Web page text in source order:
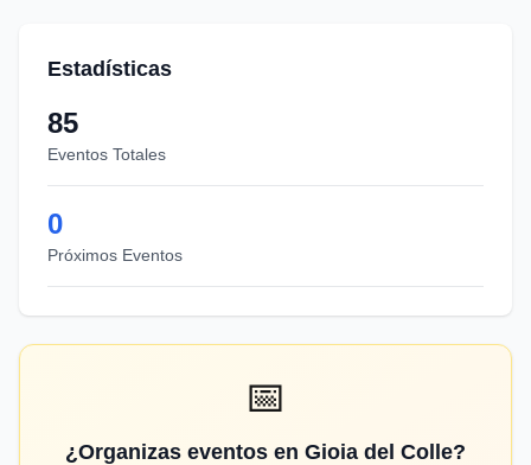
Estadísticas
85
Eventos Totales
0
Próximos Eventos
📅
¿Organizas eventos en Gioia del Colle?